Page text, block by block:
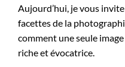
Aujourd’hui, je vous
facettes de la
comment une seule
riche et évocatrice.